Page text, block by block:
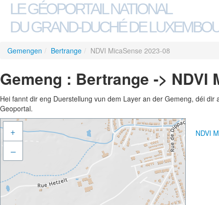
LE GÉOPORTAIL NATIONAL
DU GRAND-DUCHÉ DE
Gemengen / Bertrange / NDVI MicaSense 2023-08
Gemeng : Bertrange -> NDVI
Hei fannt dir eng Duerstellung vun dem Layer an der Gemeng, déi
Geoportal.
+
–
NDVI